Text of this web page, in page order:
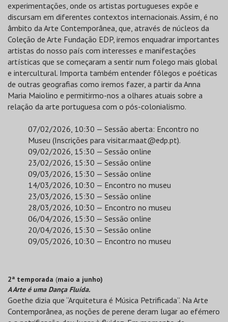
experimentações, onde os artistas portugueses expõe e
discursam em diferentes contextos internacionais. Assim, é no
âmbito da Arte Contemporânea, que, através de núcleos da
Coleção de Arte Fundação EDP, iremos enquadrar importantes
artistas do nosso país com interesses e manifestações
artísticas que se começaram a sentir num folego mais global
e intercultural. Importa também entender fôlegos e poéticas
de outras geografias como iremos fazer, a partir da Anna
Maria Maiolino e permitirmo-nos a olhares atuais sobre a
relação da arte portuguesa com o pós-colonialismo.
07/02/2026, 10:30 — Sessão aberta: Encontro no
Museu (Inscrições para visitar.maat@edp.pt).
09/02/2026, 15:30 — Sessão online
23/02/2026, 15:30 — Sessão online
09/03/2026, 15:30 — Sessão online
14/03/2026, 10:30 — Encontro no museu
23/03/2026, 15:30 — Sessão online
28/03/2026, 10:30 — Encontro no museu
06/04/2026, 15:30 — Sessão online
20/04/2026, 15:30 — Sessão online
09/05/2026, 10:30 — Encontro no museu
2ª temporada (maio a junho)
A Arte é uma Dança Fluída.
Goethe dizia que “Arquitetura é Música Petrificada”. Na Arte
Contemporânea, as noções de perene deram lugar ao efémero